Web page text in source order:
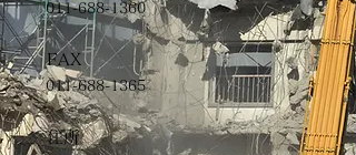
011-688-1360
FAX
011-688-1365
住所